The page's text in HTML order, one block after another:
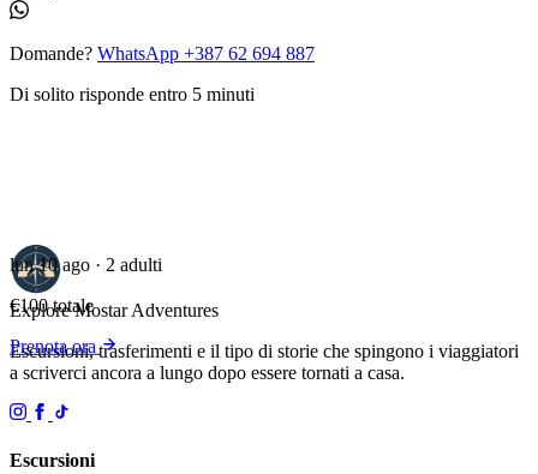
Domande? WhatsApp +387 62 694 887
Di solito risponde entro 5 minuti
lun 10 ago · 2 adulti
€100 totale
Prenota ora
Explore MostarAdventures
Escursioni, trasferimenti e il tipo di storie che spingono i viaggiatori
a scriverci ancora a lungo dopo essere tornati a casa.
Escursioni